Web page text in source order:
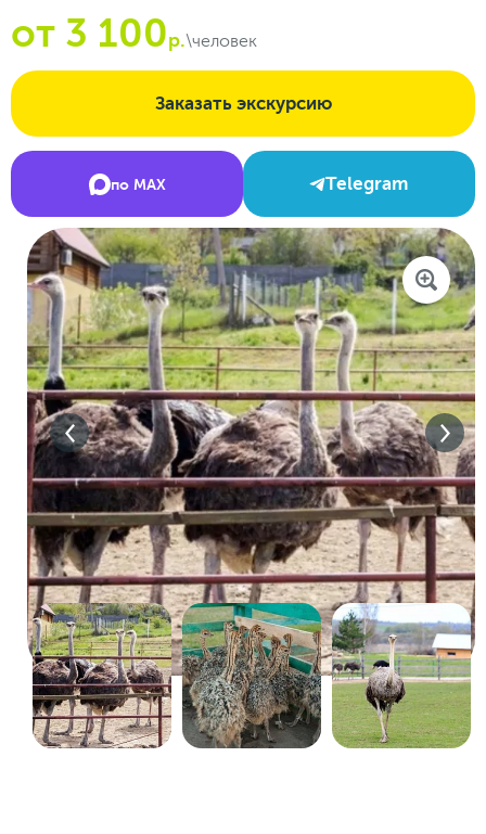
от 3 100р.\человек
Заказать экскурсию
по MAX Telegram